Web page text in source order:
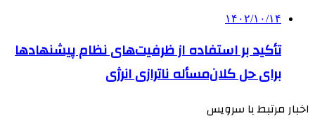
۱۴۰۲/۱۰/۱۴
تأکید بر استفاده از ظرفیت‌های نظام پیشنهادها
برای حل کلان‌مسأله ناترازی انرژی
اخبار مرتبط با سرویس